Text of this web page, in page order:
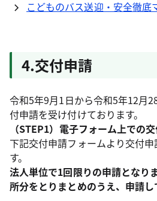
こどものバス送迎・安全徹底
4.交付申請
令和5年9月1日から令和5年12月
付申請を受け付けております。
（STEP1）電子フォーム上での
下記交付申請フォームより交付
す。
法人単位で1回限りの申請となり
所分をとりまとめのうえ、申請し